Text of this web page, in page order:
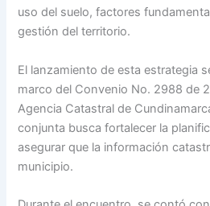
uso del suelo, factores
gestión del territorio.
El lanzamiento de esta estrategia
marco del Convenio No. 2988 de
Agencia Catastral de
conjunta busca fortalecer la
asegurar que la información
municipio.